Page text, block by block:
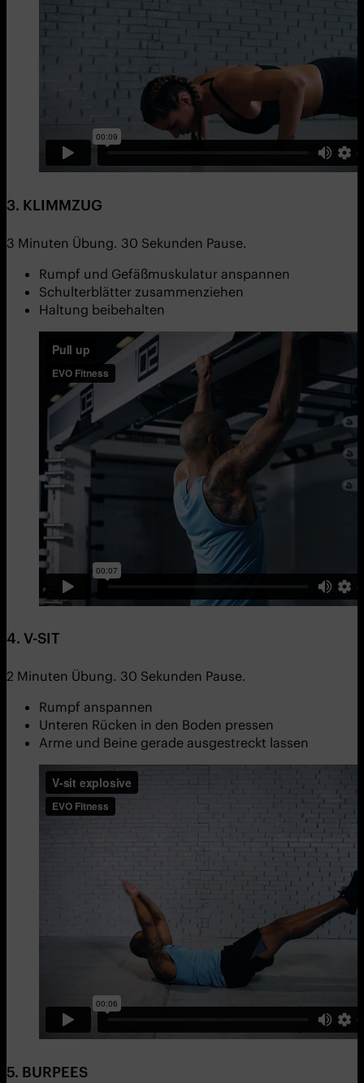
3. KLIMMZUG
3 Minuten Übung. 30 Sekunden Pause.
Rumpf und Gefäßmuskulatur anspannen
Schulterblätter zusammenziehen
Haltung beibehalten
4. V-SIT
2 Minuten Übung. 30 Sekunden Pause.
Rumpf anspannen
Unteren Rücken in den Boden pressen
Arme und Beine gerade ausgestreckt lassen
5. BURPEES